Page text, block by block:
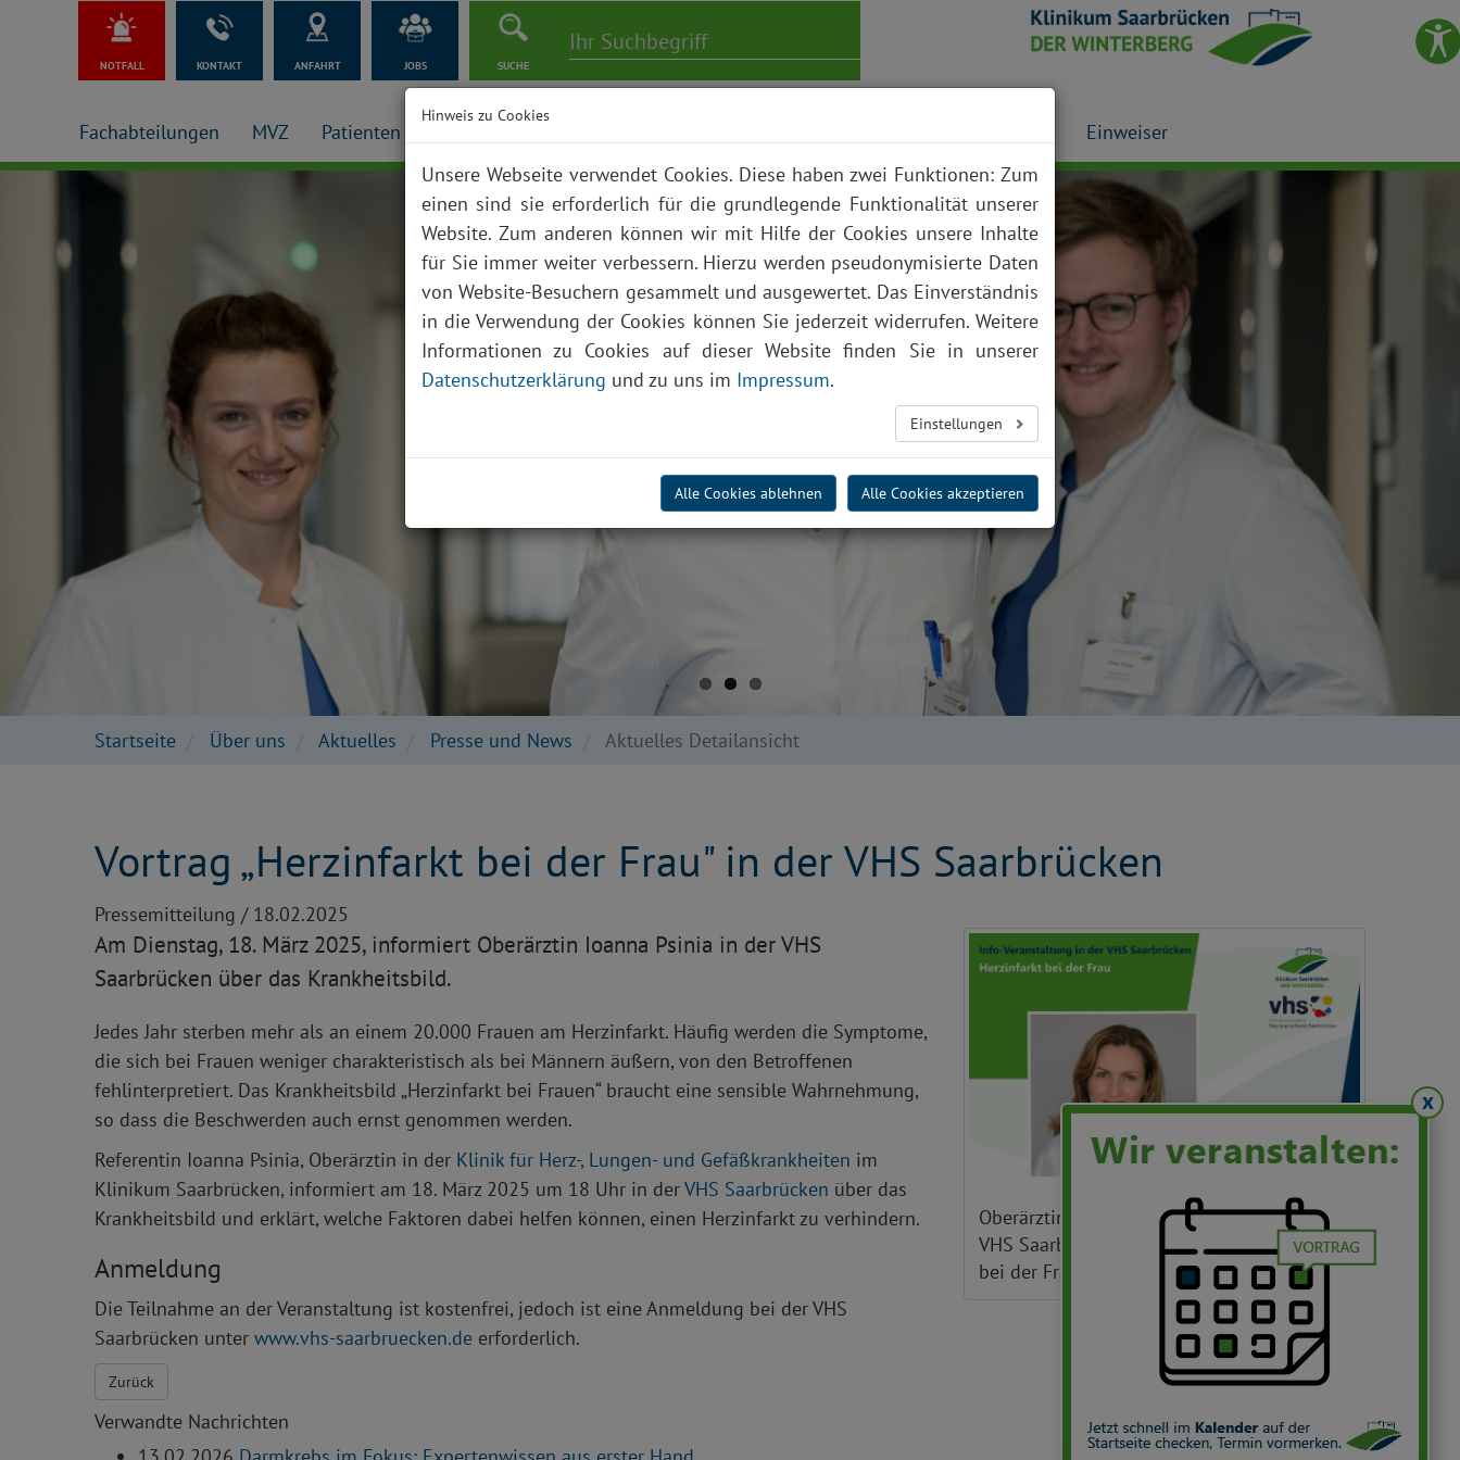
NOTFALL KONTAKT ANFAHRT JOBS SUCHE
Fachabteilungen MVZ Patienten + Besucher Einweiser
Startseite Über uns Aktuelles Presse und News Aktuelles Detailansicht
Vortrag „Herzinfarkt bei der Frau" in der VHS Saarbrücken
Pressemitteilung / 18.02.2025
Am Dienstag, 18. März 2025, informiert Oberärztin Ioanna Psinia in der VHS
Saarbrücken über das Krankheitsbild.
Jedes Jahr sterben mehr als an einem 20.000 Frauen am Herzinfarkt. Häufig werden die Symptome,
die sich bei Frauen weniger charakteristisch als bei Männern äußern, von den Betroffenen
fehlinterpretiert. Das Krankheitsbild „Herzinfarkt bei Frauen“ braucht eine sensible Wahrnehmung,
so dass die Beschwerden auch ernst genommen werden.
Referentin Ioanna Psinia, Oberärztin in der Klinik für Herz-, Lungen- und Gefäßkrankheiten im
Klinikum Saarbrücken, informiert am 18. März 2025 um 18 Uhr in derVHS Saarbrücken über das
Krankheitsbild und erklärt, welche Faktoren dabei helfen können, einen Herzinfarkt zu verhindern.
Anmeldung
Die Teilnahme an der Veranstaltung ist kostenfrei, jedoch ist eine Anmeldung bei der VHS
Saarbrücken unter www.vhs-saarbruecken.de erforderlich.
Zurück
Verwandte Nachrichten
Oberärztin Ioanna Psinia informiert in der
VHS Saarbrücken zum Thema „Herzinfarkt
bei der Frau".
x
Hinweis zu Cookies
Unsere Webseite verwendet Cookies. Diese haben zwei Funktionen: Zum
einen sind sie erforderlich für die grundlegende Funktionalität unserer
Website. Zum anderen können wir mit Hilfe der Cookies unsere Inhalte
für Sie immer weiter verbessern. Hierzu werden pseudonymisierte Daten
von Website-Besuchern gesammelt und ausgewertet. Das Einverständnis
in die Verwendung der Cookies können Sie jederzeit widerrufen. Weitere
Informationen zu Cookies auf dieser Website finden Sie in unserer
Datenschutzerklärung und zu uns im Impressum.
Einstellungen
Alle Cookies ablehnen Alle Cookies akzeptieren